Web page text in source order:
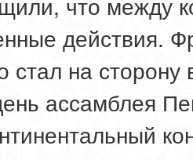
действия.
стал на
ассамблея